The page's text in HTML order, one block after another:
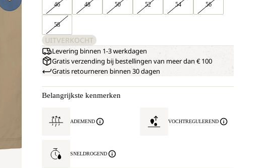
46 48 50 52 54 56
58
UITVERKOCHT
Levering binnen 1-3 werkdagen
Gratis verzending bij bestellingen van meer dan € 100
Gratis retourneren binnen 30 dagen
Belangrijkste kenmerken
ADEMEND VOCHTREGULEREND
SNELDROGEND